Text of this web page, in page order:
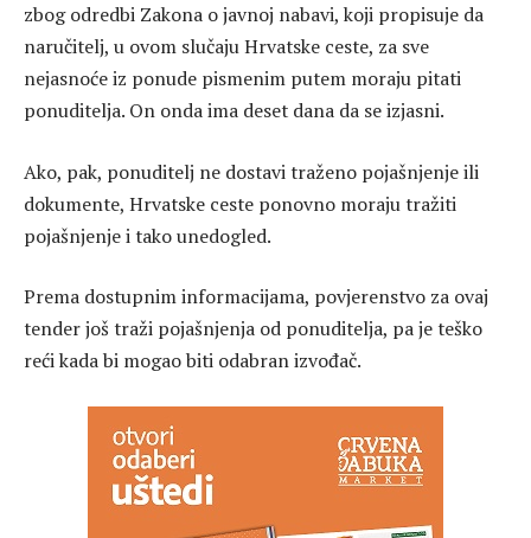
zbog odredbi Zakona o javnoj nabavi, koji propisuje da
naručitelj, u ovom slučaju Hrvatske ceste, za sve
nejasnoće iz ponude pismenim putem moraju pitati
ponuditelja. On onda ima deset dana da se izjasni.
Ako, pak, ponuditelj ne dostavi traženo pojašnjenje ili
dokumente, Hrvatske ceste ponovno moraju tražiti
pojašnjenje i tako unedogled.
Prema dostupnim informacijama, povjerenstvo za ovaj
tender još traži pojašnjenja od ponuditelja, pa je teško
reći kada bi mogao biti odabran izvođač.